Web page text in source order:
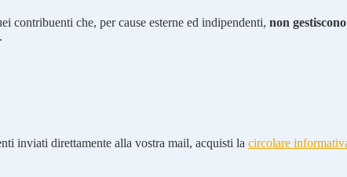
contribuenti che, per cause esterne ed indipendenti, non
inviati direttamente alla vostra mail, acquisti la circolare